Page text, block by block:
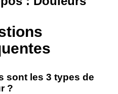
sont les 3 types de
?